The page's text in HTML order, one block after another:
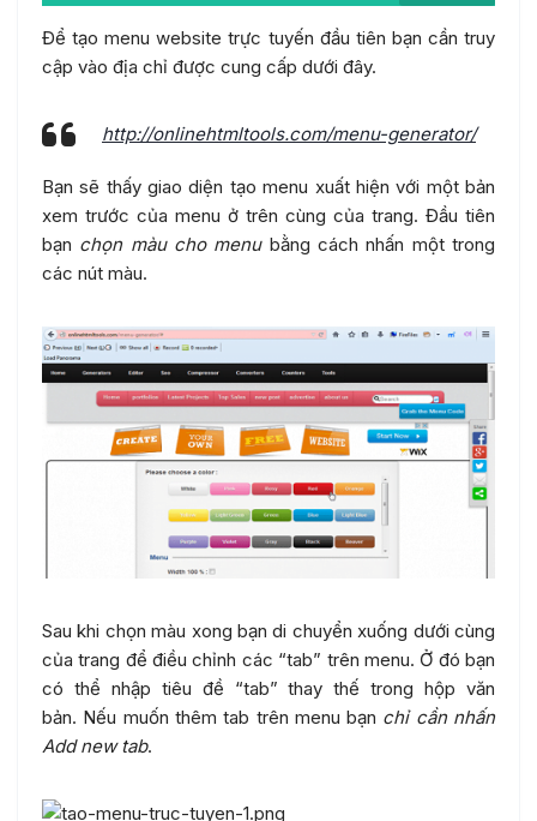
Để tạo menu website trực tuyến đầu tiên bạn cần truy
cập vào địa chỉ được cung cấp dưới đây.
http://onlinehtmltools.com/menu-generator/
Bạn sẽ thấy giao diện tạo menu xuất hiện với một bản
xem trước của menu ở trên cùng của trang. Đầu tiên
bạn chọn màu cho menubằng cách nhấn một trong
các nút màu.
Sau khi chọn màu xong bạn di chuyển xuống dưới cùng
của trang để điều chỉnh các “tab” trên menu. Ở đó bạn
có thể nhập tiêu đề “tab” thay thế trong hộp văn
bản. Nếu muốn thêm tab trên menu bạn chỉ cần nhấn
Add new tab.